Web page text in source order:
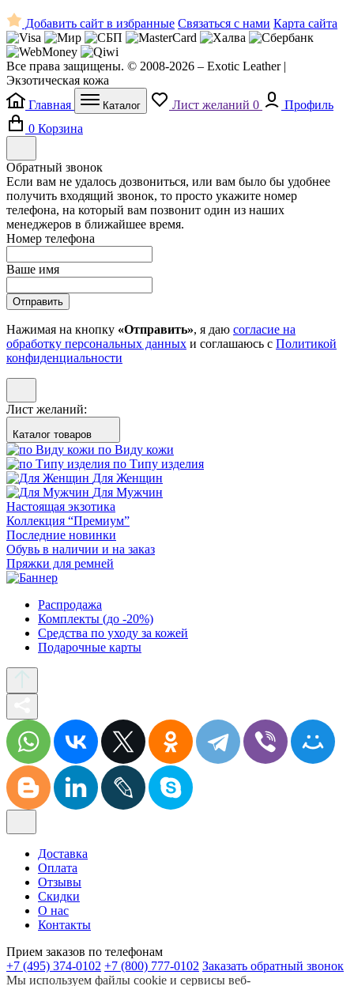
Добавить сайт в избранные Связаться с нами Карта сайта
Все права защищены. © 2008-2026 – Exotic Leather |
Экзотическая кожа
Главная
Каталог Лист желаний 0
Профиль
0 Корзина
Обратный звонок
Если вам не удалось дозвониться, или вам было бы удобнее
получить входящий звонок, то просто укажите номер
телефона, на который вам позвонит один из наших
менеджеров в ближайшее время.
Номер телефона
Ваше имя
Отправить
Нажимая на кнопку «Отправить», я даю согласие на
обработку персональных данных и соглашаюсь с Политикой
конфиденциальности
Лист желаний:
Каталог товаров
по Виду кожи
по Типу изделия
Для Женщин
Для Мужчин
Настоящая экзотика
Коллекция “Премиум”
Последние новинки
Обувь в наличии и на заказ
Пряжки для ремней
Распродажа
Комплекты (до -20%)
Средства по уходу за кожей
Подарочные карты
Доставка
Оплата
Отзывы
Скидки
О нас
Контакты
Прием заказов по телефонам
+7 (495) 374-0102 +7 (800) 777-0102 Заказать обратный звонок
Мы используем файлы cookie и сервисы веб-